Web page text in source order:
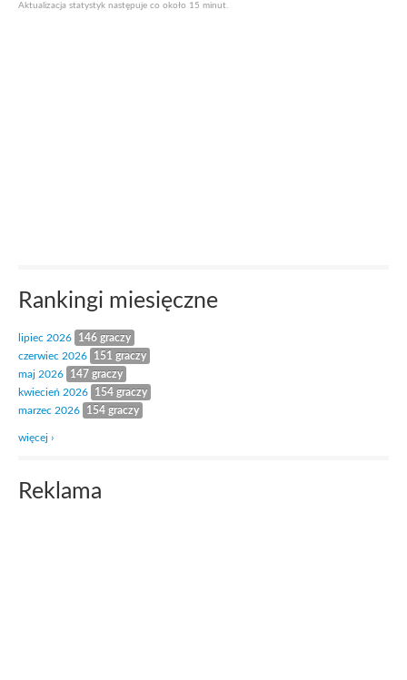
Aktualizacja statystyk następuje co około 15 minut.
Rankingi miesięczne
lipiec 2026
146 graczy
czerwiec 2026
151 graczy
maj 2026
147 graczy
kwiecień 2026
154 graczy
marzec 2026
154 graczy
więcej ›
Reklama